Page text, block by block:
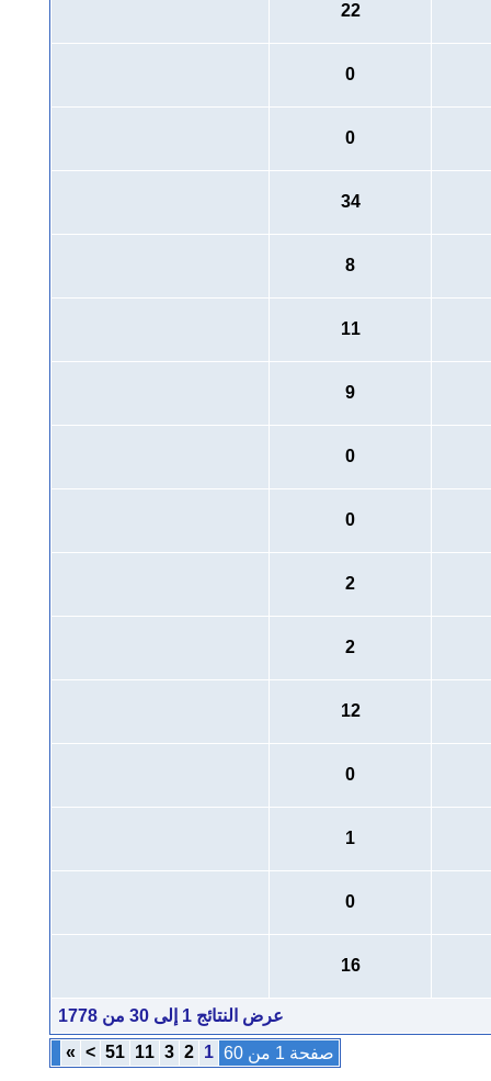
22
0
0
34
8
11
9
0
0
2
2
12
0
1
0
16
عرض النتائج 1 إلى 30 من 1778
صفحة 1 من 60
1
2
3
11
51
>
»